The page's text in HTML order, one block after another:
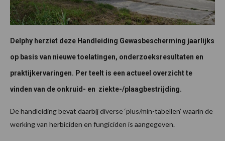
Delphy herziet deze Handleiding Gewasbescherming jaarlijks
op basis van nieuwe toelatingen, onderzoeksresultaten en
praktijkervaringen. Per teelt is een actueel overzicht te
vinden van de onkruid- en ziekte-/plaagbestrijding.
De handleiding bevat daarbij diverse ‘plus/min-tabellen’ waarin de
werking van herbiciden en fungiciden is aangegeven.